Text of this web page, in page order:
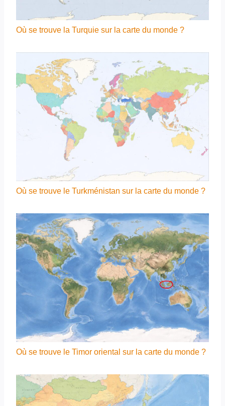
Où se trouve la Turquie sur la carte du monde ?
Où se trouve le Turkménistan sur la carte du monde ?
Où se trouve le Timor oriental sur la carte du monde ?